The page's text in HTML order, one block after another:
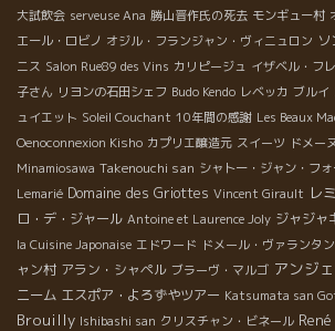
大試飲会 serveuse Ana 勝山晋作氏の死去 モンギュー村
エール・ロビノ オジル・フランジャン・ヴィニュロン
ニス Salon Rue89 des Vins カリピージュ イザベル・フ
子さん リヨンの石田シェフ Budo Kendo レベッカ ブルイ
ュイエット Soleil Couchant 10年間の感謝 Les Beaux
Oenoconnexion Kisho カプリエ醸造元 スイーツ ドメー
Minamiosawa Takenouchi san シャトー・ジャン・フ
Lemarié Domaine des Griottes Vincent Girault レ
ロ・デ・ジャール Antoine et Laurence Joly ジャジャ
la Cuisine Japonaise エドワード ドメール・ヴァランタ
ャン村 アラン・シャペル ブラーヴ・マルゴ アンジェ
ニーム エスポア・よろずやツアー Katsumata san
Brouilly Ishibashi san クリスチャン・ビネール